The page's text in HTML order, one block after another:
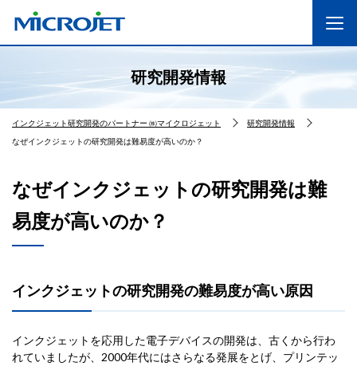
研究開発情報
インクジェット研究開発のパートナー ㈱マイクロジェット
研究開発情報
なぜインクジェットの研究開発は難易度が高いのか？
なぜインクジェットの研究開発は難
易度が高いのか？
インクジェットの研究開発の難易度が高い原因
インクジェットを応用した電子デバイスの開発は、古くから行わ
れていましたが、2000年代にはさらなる発展をとげ、プリンテッ